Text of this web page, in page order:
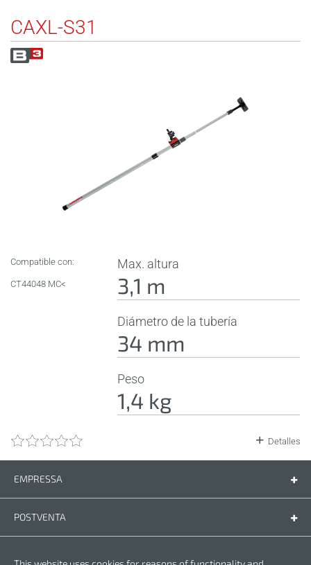
CAXL-S31
Compatible con:
CT44048 MC<
Max. altura
3,1 m
Diámetro de la tubería
34 mm
Peso
1,4 kg
Detalles
EMPRESSA
POSTVENTA